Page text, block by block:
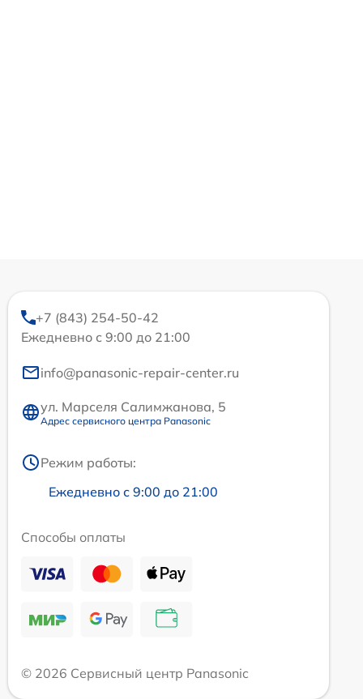
+7 (843) 254-50-42
Ежедневно с 9:00 до 21:00
info@panasonic-repair-center.ru
ул. Марселя Салимжанова, 5
Адрес сервисного центра Panasonic
Режим работы:
Ежедневно с 9:00 до 21:00
Способы оплаты
© 2026 Сервисный центр Panasonic